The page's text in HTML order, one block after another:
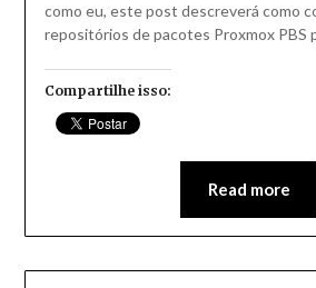
como eu, este post descreverá como
repositórios de pacotes Proxmox PBS
Compartilhe isso:
Read more